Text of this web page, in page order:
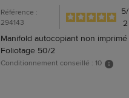
Référence :
294143
5/
2
Manifold autocopiant non imprimé
Foliotage 50/2
Conditionnement conseillé : 10